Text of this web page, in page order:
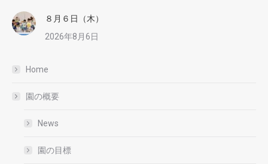
８月６日（木）
2026年8月6日
Home
園の概要
News
園の目標